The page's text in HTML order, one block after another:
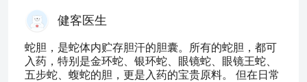
健客医生
蛇胆，是蛇体内贮存胆汗的胆囊。所有的蛇胆，都可
入药，特别是金环蛇、银环蛇、眼镜蛇、眼镜王蛇、
五步蛇、蝮蛇的胆，更是入药的宝贵原料。 但在日常